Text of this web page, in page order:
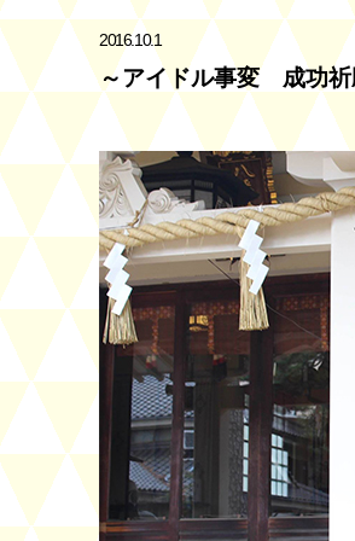
2016.10.1
～アイドル事変 成功祈